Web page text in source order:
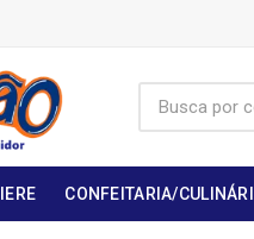
CONFEITARIA/